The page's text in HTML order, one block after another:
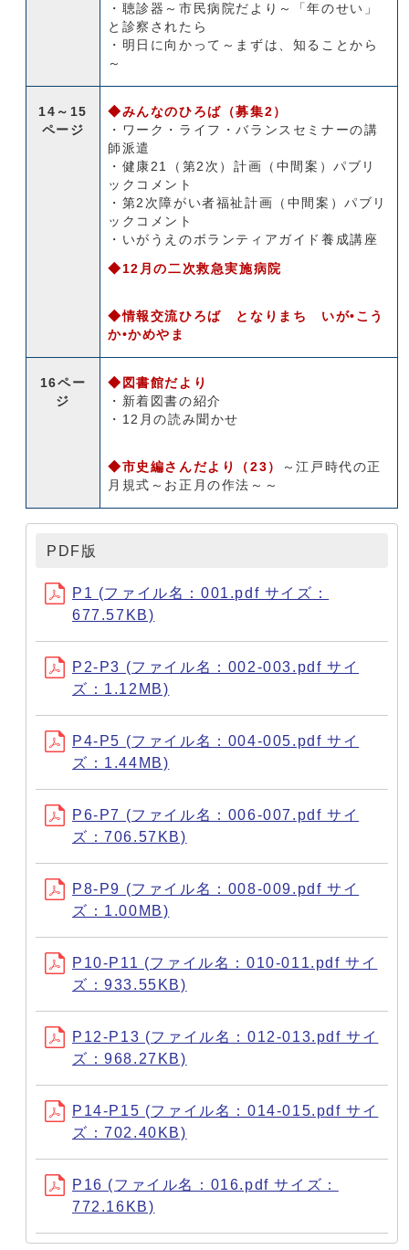
・聴診器～市民病院だより～「年のせい」
と診察されたら
・明日に向かって～まずは、知ることから
～
14～15
ページ
◆みんなのひろば（募集2）
・ワーク・ライフ・バランスセミナーの講
師派遣
・健康21（第2次）計画（中間案）パブリ
ックコメント
・第2次障がい者福祉計画（中間案）パブリ
ックコメント
・いがうえのボランティアガイド養成講座
◆12月の二次救急実施病院
◆情報交流ひろば となりまち いが•こう
か•かめやま
16ペー
ジ
◆図書館だより
・新着図書の紹介
・12月の読み聞かせ
◆市史編さんだより（23）
～江戸時代の正
月規式～お正月の作法～～
PDF版
P1 (ファイル名：001.pdf サイズ：
677.57KB)
P2-P3 (ファイル名：002-003.pdf サイ
ズ：1.12MB)
P4-P5 (ファイル名：004-005.pdf サイ
ズ：1.44MB)
P6-P7 (ファイル名：006-007.pdf サイ
ズ：706.57KB)
P8-P9 (ファイル名：008-009.pdf サイ
ズ：1.00MB)
P10-P11 (ファイル名：010-011.pdf サイ
ズ：933.55KB)
P12-P13 (ファイル名：012-013.pdf サイ
ズ：968.27KB)
P14-P15 (ファイル名：014-015.pdf サイ
ズ：702.40KB)
P16 (ファイル名：016.pdf サイズ：
772.16KB)